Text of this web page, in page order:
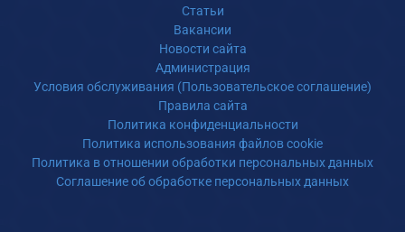
Статьи
Вакансии
Новости сайта
Администрация
Условия обслуживания (Пользовательское соглашение)
Правила сайта
Политика конфиденциальности
Политика использования файлов cookie
Политика в отношении обработки персональных данных
Соглашение об обработке персональных данных